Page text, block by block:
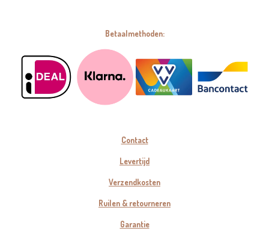
Betaalmethoden:
Contact
Levertijd
Verzendkosten
Ruilen & retourneren
Garantie